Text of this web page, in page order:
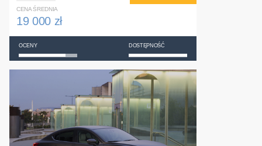
CENA ŚREDNIA
19 000 zł
OCENY DOSTĘPNOŚĆ